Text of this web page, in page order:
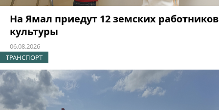
На Ямал приедут 12 земских работников
культуры
06.08.2026
ТРАНСПОРТ